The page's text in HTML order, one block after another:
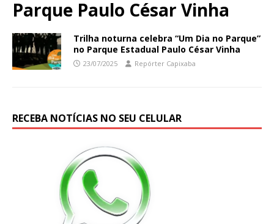
Parque Paulo César Vinha
Trilha noturna celebra “Um Dia no Parque”
no Parque Estadual Paulo César Vinha
23/07/2025 Repórter Capixaba
RECEBA NOTÍCIAS NO SEU CELULAR